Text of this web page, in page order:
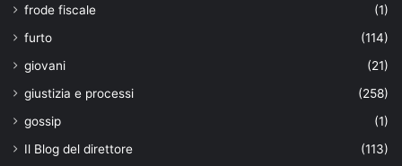
frode fiscale
(1)
furto
(114)
giovani
(21)
giustizia e processi
(258)
gossip
(1)
Il Blog del direttore
(113)